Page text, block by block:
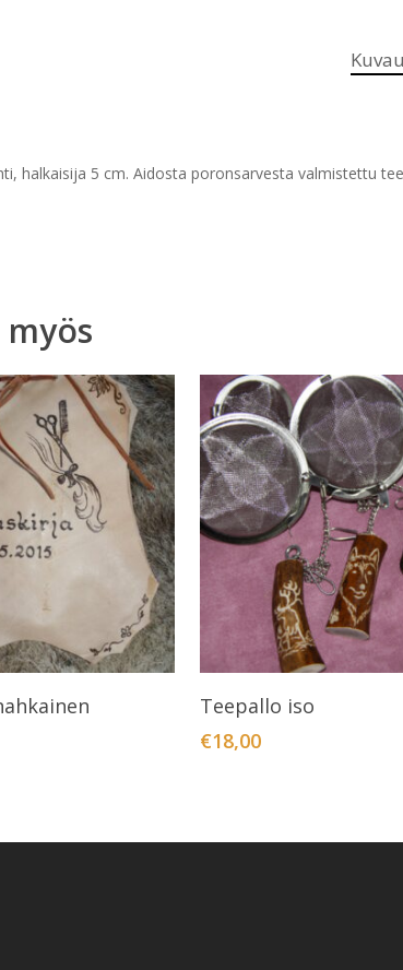
halkaisija 5 cm. Aidosta poronsarvesta valmistettu
Ostoskoriin Valitse
Teepallo iso
€18,00